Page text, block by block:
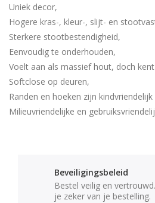
Uniek decor,
Hogere kras-, kleur-, slijt- en
Sterkere stootbestendigheid,
Eenvoudig te onderhouden,
Voelt aan als massief hout, doch
Softclose op deuren,
Randen en hoeken zijn
Milieuvriendelijke en
Beveiligingsbeleid
Bestel veilig en
je zeker van je bestelling.